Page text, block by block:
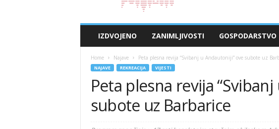
IZDVOJENO ZANIMLJIVOSTI GOSPODARSTVO
Home Najave Peta plesna revija “Svibanj u Andautoniji” ove subote uz
NAJAVE REKREACIJA VIJESTI
Peta plesna revija
subote uz Barbarice